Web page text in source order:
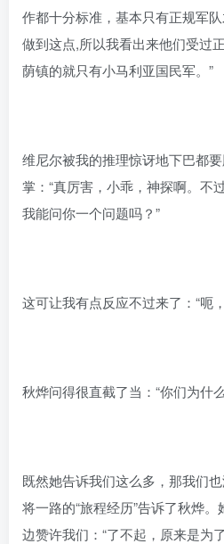
作都十分标准，基本只有正规军
做到这点,所以我看出来他们受过
荫镇的就只有小马利亚国民军。”
维尼尔被我的推理惊讶地下巴都
掌：“真厉害，小乖，神探啊。不
我能问你一个问题吗？”
这可让我有点反应不过来了：“呃
秋烨问得很直截了当：“你们为什
既然她告诉我们这么多，那我们
将一路的“旅程经历”告诉了秋烨
边赞许我们：“了不起，原来是为